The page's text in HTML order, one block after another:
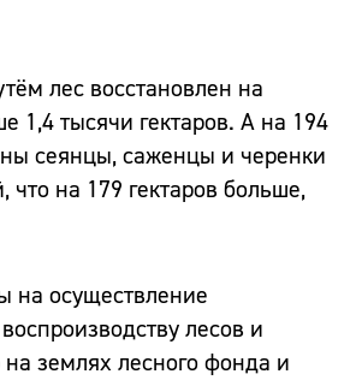
лес восстановлен на
1,4 тысячи гектаров. А на 194
сеянцы, саженцы и черенки
что на 179 гектаров больше,
на осуществление
лесов и
землях лесного фонда и